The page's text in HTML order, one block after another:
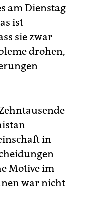
am Dienstag
ist
sie zwar
drohen,
in
Motive im
war nicht